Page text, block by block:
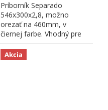
Príborník Separado
546x300x2,8, možno
orezať na 460mm, v
čiernej farbe. Vhodný pre
kombináciu s
protiskuzovou podložkou
Akcia